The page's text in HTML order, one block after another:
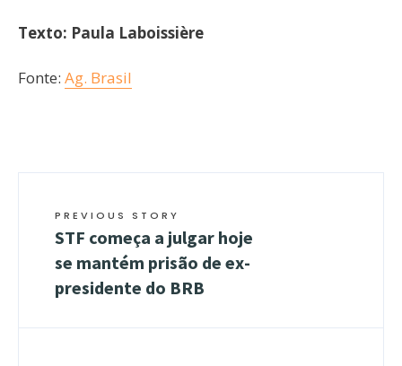
Texto: Paula Laboissière
Fonte: Ag. Brasil
PREVIOUS STORY
STF começa a julgar hoje
se mantém prisão de ex-
presidente do BRB